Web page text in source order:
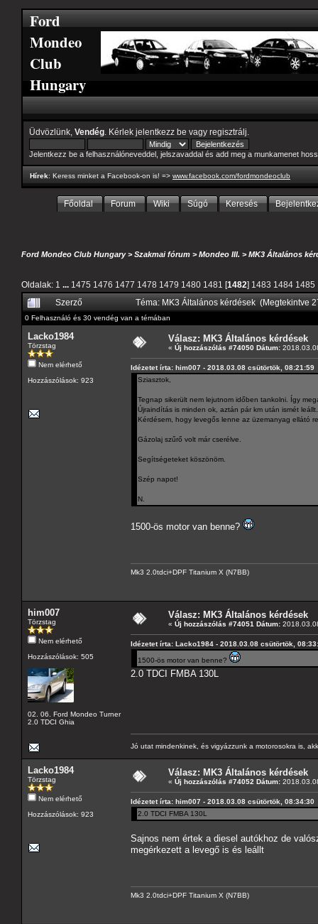
Ford
Mondeo
Club
Hungary
Üdvözlünk, Vendég . Kérlek jelentkezz be vagy regisztrálj
Jelentkezz be a felhasználóneveddel, jelszavaddal és add meg a munkamenet
Hírek: Keress minket a Facebook-on is! => www.facebook.com/fordmondeoclub
Főoldal Forum Wiki Súgó Keresés
Ford Mondeo Club Hungary>Szakmai fórum >Mondeo III. >MK3 Általános
Oldalak: 1 ... 1475 1476 1477 1478 1479 1480 1481 [1482] 1483 1484 1485
Szerző
Téma: MK3 Általános kérdések (Megtekintve
0 Felhasználó és 30 vendég van a témában
Lacko1984
Törzstag
Nem elérhető
Hozzászólások: 923
Válasz: MK3 Általános kérdések
« Új hozzászólás #74050 Dátum:
Idézetet írta: him007 - 2018.03.08 csütörtök, 08:21:59
Sziasztok,
Tegnap sikerült nem lejutnom időben tankolni. Így
Újraindítás is minden ok, aztán pár km után ismét leállt.
Kérdésem, hogy levegős lenne az üzemanyag ellátó
Gázolaj szűrő volt már cserélve.
Segítségeteket köszönöm.
Szép napot!
N.
1500-ös motor van benne?
Mk3 2.0tdci+DPF Titanium X (N7BB)
him007
Törzstag
Nem elérhető
Hozzászólások: 505
02. 06. Ford Mondeo Turner
2.0 TDCI Ghia
Válasz: MK3 Általános kérdések
« Új hozzászólás #74051 Dátum:
Idézetet írta: Lacko1984 - 2018.03.08 csütörtök,
1500-ös motor van benne?
2.0 TDCI FMBA 130L
Jó utat mindenkinek, és vigyázzunk a motorosokra is,
Lacko1984
Törzstag
Nem elérhető
Hozzászólások: 923
Válasz: MK3 Általános kérdések
« Új hozzászólás #74052 Dátum:
Idézetet írta: him007 - 2018.03.08 csütörtök, 08:34:30
2.0 TDCI FMBA 130L
Sajnos nem értek a diesel autókhoz de
megérkezett a levegő is és leállt
Mk3 2.0tdci+DPF Titanium X (N7BB)